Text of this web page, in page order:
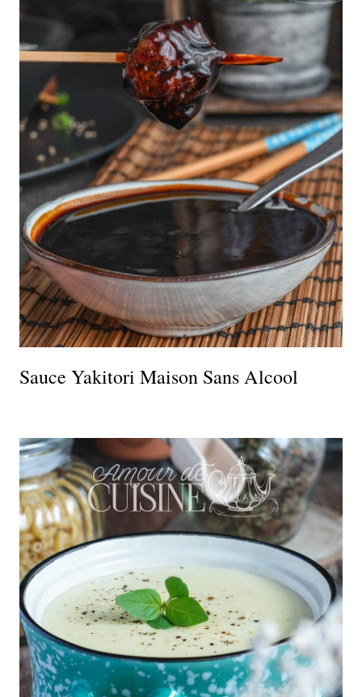
Sauce Yakitori Maison Sans Alcool